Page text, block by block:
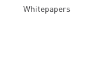
Whitepapers